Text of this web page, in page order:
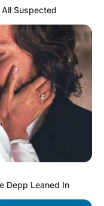
Suspected
Depp Leaned In